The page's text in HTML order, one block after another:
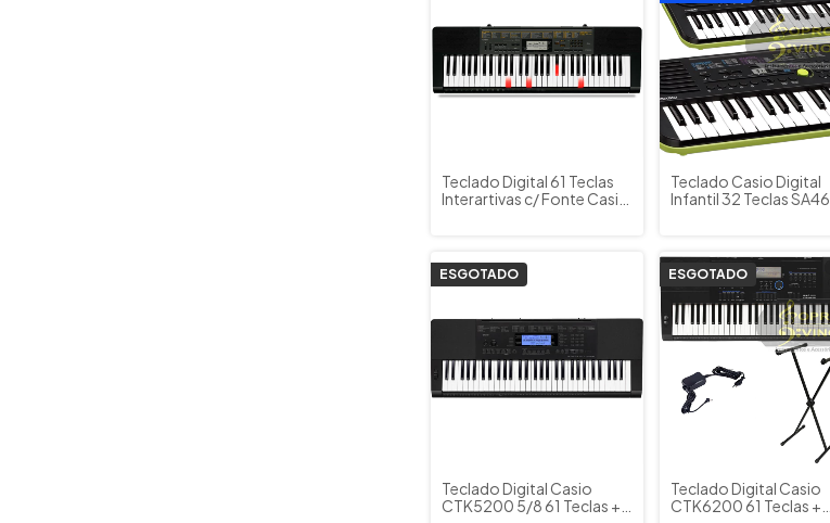
Teclado Digital 61 Teclas
Interartivas c/ Fonte Casio
Teclado Casio Digital
Infantil 32 Teclas SA46
ESGOTADO
Teclado Digital Casio
CTK5200 5/8 61 Teclas +
ESGOTADO
Teclado Digital Casio
CTK6200 61 Teclas +